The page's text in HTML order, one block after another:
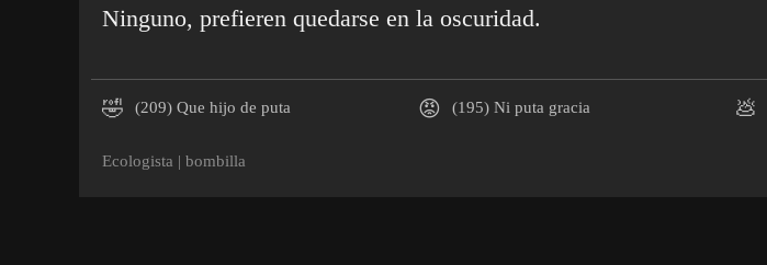
Ninguno, prefieren quedarse en la oscuridad.
🤣 (209) Que hijo de puta 😡 (195) Ni puta gracia 💩
Ecologista | bombilla